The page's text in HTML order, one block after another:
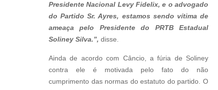
Presidente Nacional Levy Fidelix, e o advogado
do Partido Sr. Ayres, estamos sendo vítima de
ameaça pelo Presidente do PRTB Estadual
Soliney Silva.”, disse.
Ainda de acordo com Câncio, a fúria de Soliney
contra ele é motivada pelo fato do não
cumprimento das normas do estatuto do partido. O